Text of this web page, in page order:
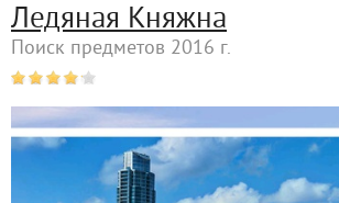
Ледяная Княжна
Поиск предметов 2016 г.